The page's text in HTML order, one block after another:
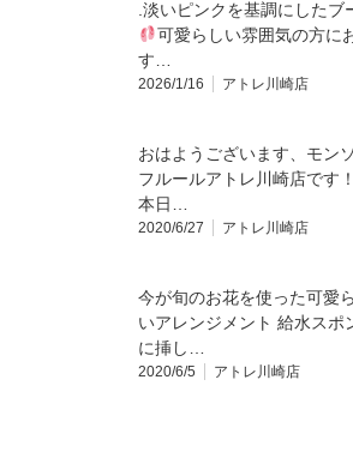
.⁡淡いピンクを基調にしたブ
可愛らしい雰囲気の方に
す…
2026/1/16 アトレ川崎店
おはようございます、モン
フルールアトレ川崎店です！
本日…
2020/6/27 アトレ川崎店
今が旬のお花を使った可愛
いアレンジメント 給水スポ
に挿し…
2020/6/5 アトレ川崎店